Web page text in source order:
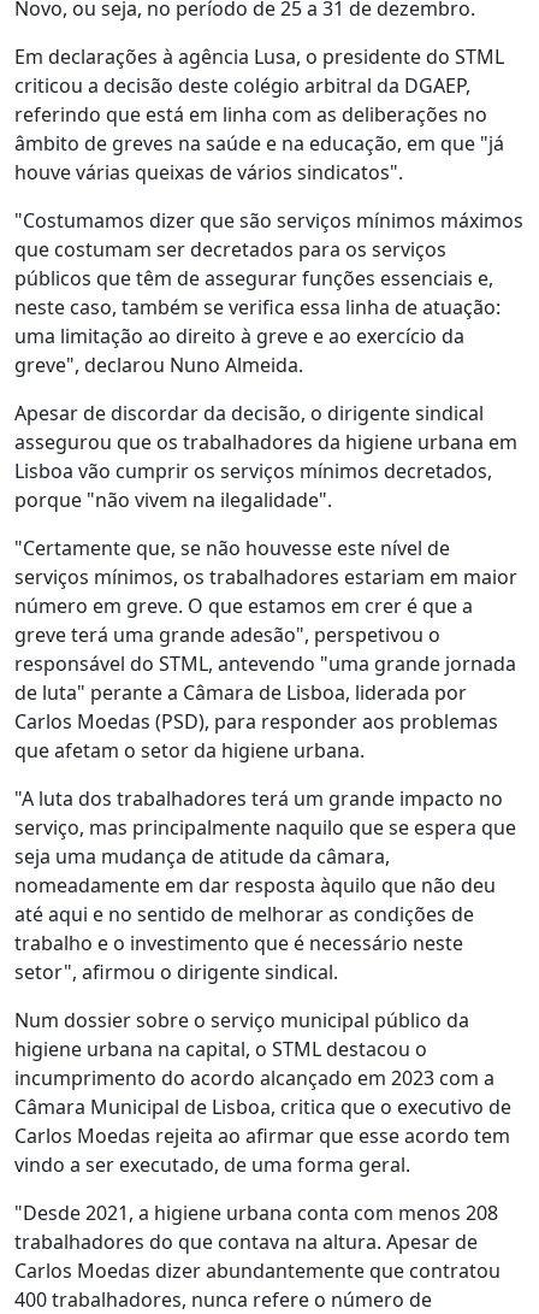
Novo, ou seja, no período de 25 a 31 de dezembro.
Em declarações à agência Lusa, o presidente do STML
criticou a decisão deste colégio arbitral da DGAEP,
referindo que está em linha com as deliberações no
âmbito de greves na saúde e na educação, em que "já
houve várias queixas de vários sindicatos".
"Costumamos dizer que são serviços mínimos máximos
que costumam ser decretados para os serviços
públicos que têm de assegurar funções essenciais e,
neste caso, também se verifica essa linha de atuação:
uma limitação ao direito à greve e ao exercício da
greve", declarou Nuno Almeida.
Apesar de discordar da decisão, o dirigente sindical
assegurou que os trabalhadores da higiene urbana em
Lisboa vão cumprir os serviços mínimos decretados,
porque "não vivem na ilegalidade".
"Certamente que, se não houvesse este nível de
serviços mínimos, os trabalhadores estariam em maior
número em greve. O que estamos em crer é que a
greve terá uma grande adesão", perspetivou o
responsável do STML, antevendo "uma grande jornada
de luta" perante a Câmara de Lisboa, liderada por
Carlos Moedas (PSD), para responder aos problemas
que afetam o setor da higiene urbana.
"A luta dos trabalhadores terá um grande impacto no
serviço, mas principalmente naquilo que se espera que
seja uma mudança de atitude da câmara,
nomeadamente em dar resposta àquilo que não deu
até aqui e no sentido de melhorar as condições de
trabalho e o investimento que é necessário neste
setor", afirmou o dirigente sindical.
Num dossier sobre o serviço municipal público da
higiene urbana na capital, o STML destacou o
incumprimento do acordo alcançado em 2023 com a
Câmara Municipal de Lisboa, critica que o executivo de
Carlos Moedas rejeita ao afirmar que esse acordo tem
vindo a ser executado, de uma forma geral.
"Desde 2021, a higiene urbana conta com menos 208
trabalhadores do que contava na altura. Apesar de
Carlos Moedas dizer abundantemente que contratou
400 trabalhadores, nunca refere o número de